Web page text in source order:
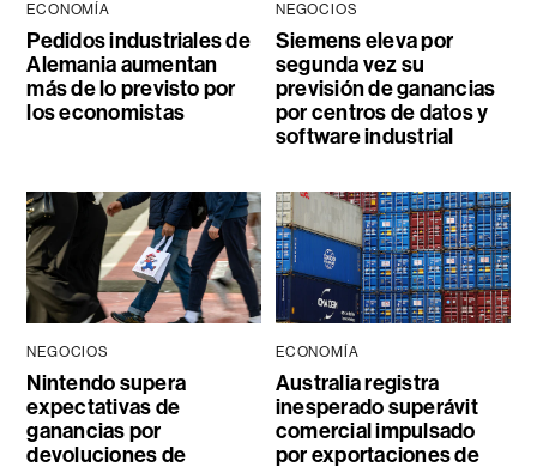
ECONOMÍA
Pedidos industriales de
Alemania aumentan
más de lo previsto por
los economistas
NEGOCIOS
Siemens eleva por
segunda vez su
previsión de ganancias
por centros de datos y
software industrial
NEGOCIOS
Nintendo supera
expectativas de
ganancias por
devoluciones de
ECONOMÍA
Australia registra
inesperado superávit
comercial impulsado
por exportaciones de